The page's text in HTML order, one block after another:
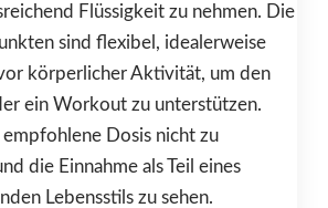
Flüssigkeit zu nehmen. Die
sind flexibel, idealerweise
körperlicher Aktivität, um den
ein Workout zu unterstützen.
Dosis nicht zu
die Einnahme als Teil eines
Lebensstils zu sehen.